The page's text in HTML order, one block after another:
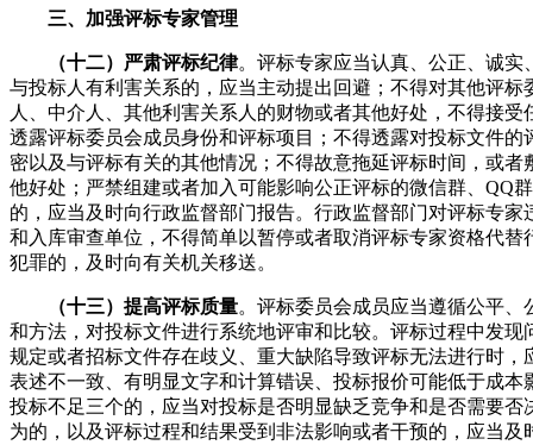
三、加强评标专家管理
（十二）严肃评标纪律。评标专家应当认真、公正、诚
与投标人有利害关系的，应当主动提出回避；不得对其他评
人、中介人、其他利害关系人的财物或者其他好处，不得接
透露评标委员会成员身份和评标项目；不得透露对投标文件
密以及与评标有关的其他情况；不得故意拖延评标时间，或
他好处；严禁组建或者加入可能影响公正评标的微信群、QQ
的，应当及时向行政监督部门报告。行政监督部门对评标专
和入库审查单位，不得简单以暂停或者取消评标专家资格代
犯罪的，及时向有关机关移送。
（十三）提高评标质量。评标委员会成员应当遵循公平
和方法，对投标文件进行系统地评审和比较。评标过程中发
规定或者招标文件存在歧义、重大缺陷导致评标无法进行时
表述不一致、有明显文字和计算错误、投标报价可能低于成
投标不足三个的，应当对投标是否明显缺乏竞争和是否需要
为的，以及评标过程和结果受到非法影响或者干预的，应当